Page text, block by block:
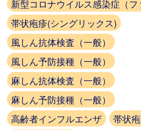
新型コロナウイルス感染症（
帯状疱疹(シングリックス)
風しん抗体検査（一般）
風しん予防接種（一般）
麻しん抗体検査（一般）
麻しん予防接種（一般）
高齢者インフルエンザ
帯状